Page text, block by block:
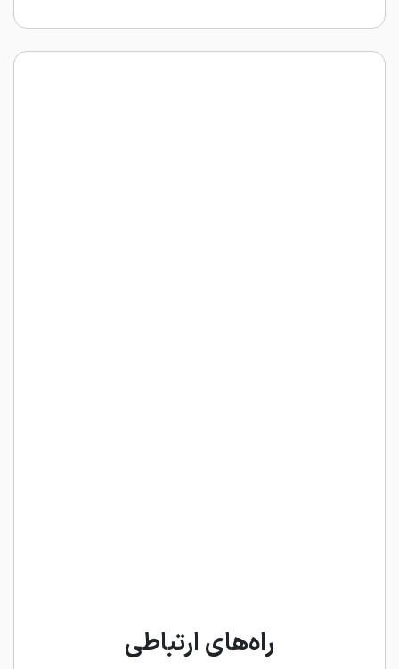
راه‌های ارتباطی